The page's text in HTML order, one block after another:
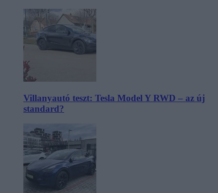
Villanyautó teszt: Tesla Model Y RWD – az új
standard?